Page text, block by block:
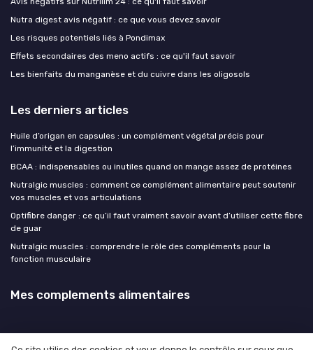
Nutra digest avis négatif : ce que vous devez savoir
Les risques potentiels liés à Pondimax
Effets secondaires des meno actifs : ce qu'il faut savoir
Les bienfaits du manganèse et du cuivre dans les oligosols
Les derniers articles
Huile d’origan en capsules : un complément végétal précis pour
l’immunité et la digestion
BCAA : indispensables ou inutiles quand on mange assez de protéines
Nutralgic muscles : comment ce complément alimentaire peut soutenir
vos muscles et vos articulations
Optifibre danger : ce qu’il faut vraiment savoir avant d’utiliser cette fibre
de guar
Nutralgic muscles : comprendre le rôle des compléments pour la
fonction musculaire
Mes complements alimentaires